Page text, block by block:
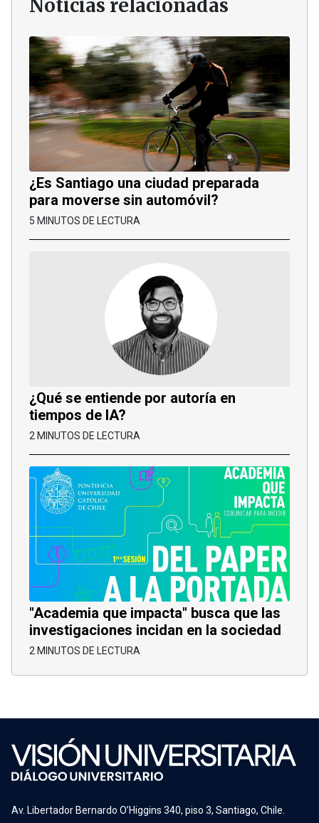
Noticias relacionadas
¿Es Santiago una ciudad preparada
para moverse sin automóvil?
5 MINUTOS DE LECTURA
¿Qué se entiende por autoría en
tiempos de IA?
2 MINUTOS DE LECTURA
"Academia que impacta" busca que las
investigaciones incidan en la sociedad
2 MINUTOS DE LECTURA
Av. Libertador Bernardo O’Higgins 340, piso 3, Santiago, Chile.